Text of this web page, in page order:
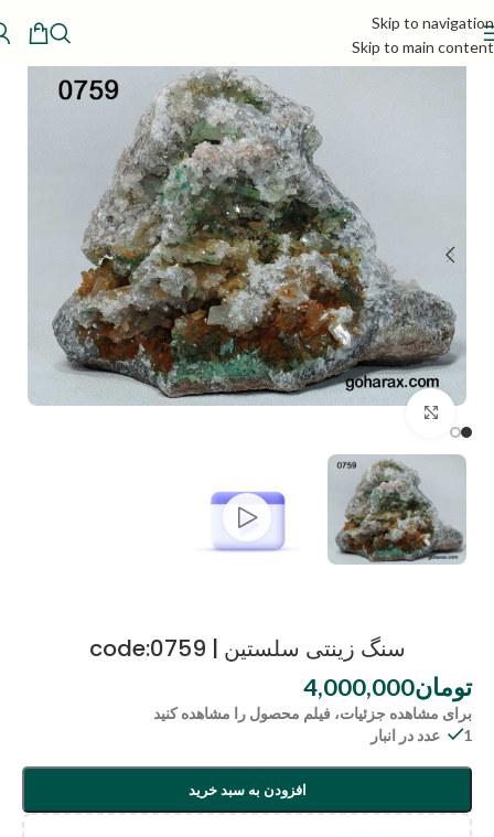
Skip to navigation
Skip to main content
سنگ زینتی سلستین | code:0759
تومان4,000,000
برای مشاهده جزئیات، فیلم محصول را مشاهده کنید
1 عدد در انبار
افزودن به سبد خرید